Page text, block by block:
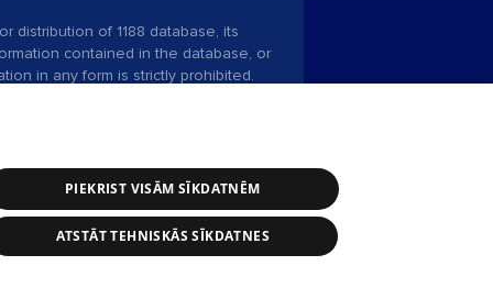
distribution of 1188 database, its
contained in the database, or
in any form is strictly prohibited.
service: e-mail -info@1188.lv
PIEKRIST VISĀM SĪKDATNĒM
ATSTĀT TEHNISKĀS SĪKDATNES